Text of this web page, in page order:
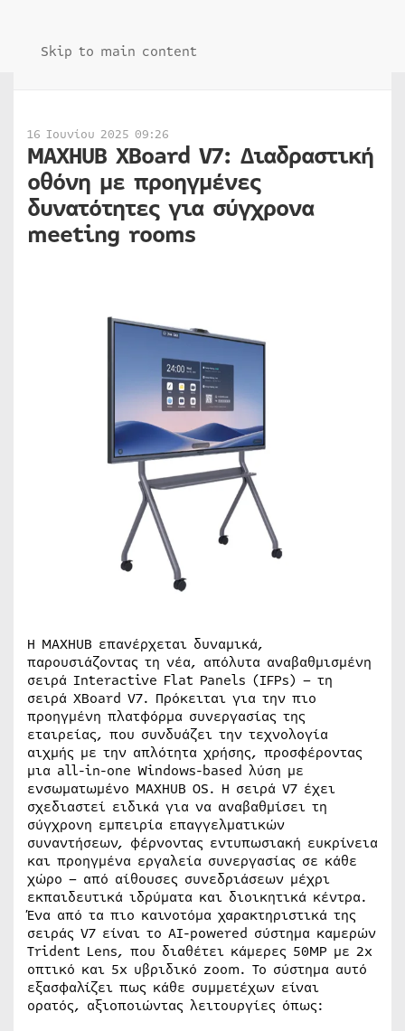
Skip to main content
16 Ιουνίου 2025 09:26
MAXHUB XBoard V7: Διαδραστική
οθόνη με προηγμένες
δυνατότητες για σύγχρονα
meeting rooms
Η MAXHUB επανέρχεται δυναμικά,
παρουσιάζοντας τη νέα, απόλυτα αναβαθμισμένη
σειρά Interactive Flat Panels (IFPs) – τη
σειρά XBoard V7. Πρόκειται για την πιο
προηγμένη πλατφόρμα συνεργασίας της
εταιρείας, που συνδυάζει την τεχνολογία
αιχμής με την απλότητα χρήσης, προσφέροντας
μια all-in-one Windows-based λύση με
ενσωματωμένο MAXHUB OS. Η σειρά V7 έχει
σχεδιαστεί ειδικά για να αναβαθμίσει τη
σύγχρονη εμπειρία επαγγελματικών
συναντήσεων, φέρνοντας εντυπωσιακή ευκρίνεια
και προηγμένα εργαλεία συνεργασίας σε κάθε
χώρο – από αίθουσες συνεδριάσεων μέχρι
εκπαιδευτικά ιδρύματα και διοικητικά κέντρα.
Ένα από τα πιο καινοτόμα χαρακτηριστικά της
σειράς V7 είναι το AI-powered σύστημα καμερών
Trident Lens, που διαθέτει κάμερες 50MP με 2x
οπτικό και 5x υβριδικό zoom. Το σύστημα αυτό
εξασφαλίζει πως κάθε συμμετέχων είναι
ορατός, αξιοποιώντας λειτουργίες όπως: